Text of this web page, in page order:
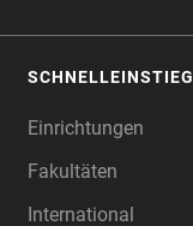
SCHNELLEINSTIEG
Einrichtungen
Fakultäten
International